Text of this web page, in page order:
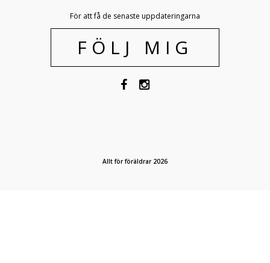
För att få de senaste uppdateringarna
FÖLJ MIG
Allt för föräldrar 2026